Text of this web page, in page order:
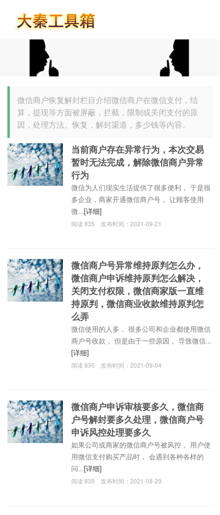
微信商户恢复解封栏目介绍微信商户在微信支付，结
算，提现等方面被屏蔽，拦截，限制或关闭支付的原
因，处理方法、恢复，解封渠道，多少钱等内容。
当前商户存在异常行为，本次交易
暂时无法完成，解除微信商户异常
行为
微信为人们现实生活提供了很多便利， 于是很
多企业，商家开通微信商户号， 让顾客使用
微...[详细]
阅读835 发布时间：2021-09-21
微信商户号异常维持原判怎么办，
微信商户申诉维持原判怎么解决，
关闭支付权限，微信商家版一直维
持原判，微信商业收款维持原判怎
么弄
微信使用的人多， 很多公司和企业都使用微信
商户号收款， 但是由于一些原因， 导致微信...
[详细]
阅读835 发布时间：2021-09-04
微信商户申诉审核要多久，微信商
户号解封要多久处理，微信商户号
申诉风控处理要多久
如果公司或商家的微信商户号被风控， 用户使
用微信支付购买产品时， 会遇到各种各样的
问...[详细]
阅读835 发布时间：2021-08-29